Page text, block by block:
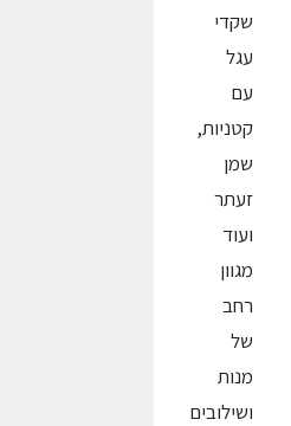
שקדי
עגל
עם
קטניות,
שמן
זעתר
ועוד
מגוון
רחב
של
מנות
ושילובים